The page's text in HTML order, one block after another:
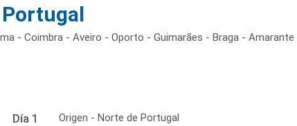
- Coimbra - Aveiro - Oporto - Guimarães - Braga - Amarante
Día 1 Origen - Norte de Portugal